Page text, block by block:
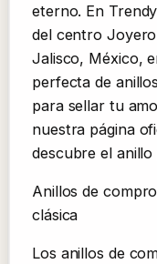
eterno. En
del centro Joyero
Jalisco, México,
perfecta de
para sellar tu
nuestra página
descubre el
Anillos de
clásica
Los anillos de